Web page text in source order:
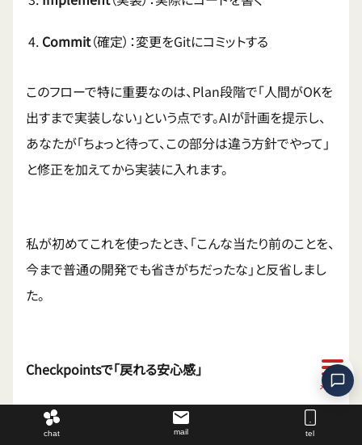
Commit（確定）：変更をGitにコミットする
このフローで特に重要なのは、Plan段階で「人間がOKを
出すまで実装しない」という点です。AIが計画を提示し、
あなたが「ちょっと待って、この部分は違う方針でやって」
と修正を加えてから実装に入れます。
私が初めてこれを使ったとき、「こんな当たり前のことを、
今まで普通の開発でも省きがちだったな」と反省しまし
た。
Checkpointsで「戻れる安心感」
chat mail tel